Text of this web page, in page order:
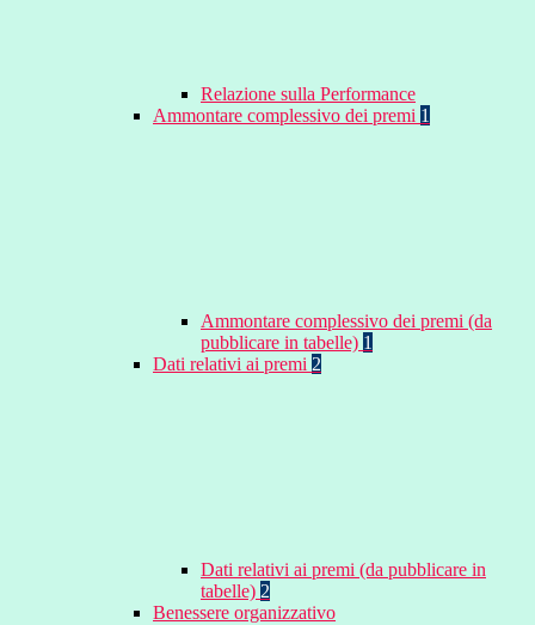
Relazione sulla Performance
Ammontare complessivo dei premi 1
Ammontare complessivo dei premi (da
pubblicare in tabelle) 1
Dati relativi ai premi 2
Dati relativi ai premi (da pubblicare in
tabelle) 2
Benessere organizzativo